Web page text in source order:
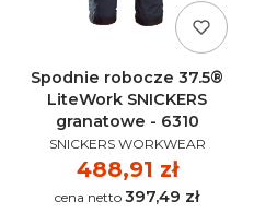
Spodnie robocze 37.5®
LiteWork SNICKERS
granatowe - 6310
PRODUCENT
SNICKERS WORKWEAR
Cena
488,91 zł
Cena 397,49 zł